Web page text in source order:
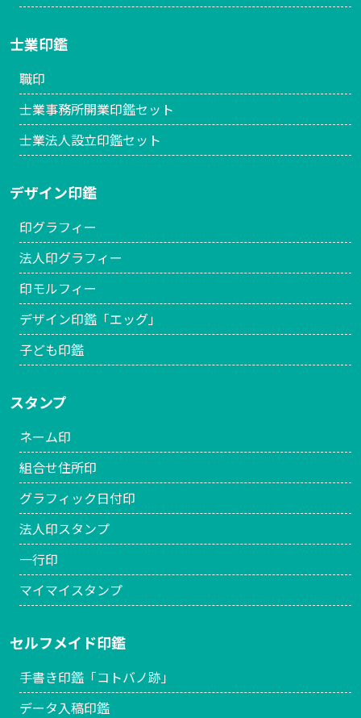
士業印鑑
職印
士業事務所開業印鑑セット
士業法人設立印鑑セット
デザイン印鑑
印グラフィー
法人印グラフィー
印モルフィー
デザイン印鑑「エッグ」
子ども印鑑
スタンプ
ネーム印
組合せ住所印
グラフィック日付印
法人印スタンプ
一行印
マイマイスタンプ
セルフメイド印鑑
手書き印鑑「コトバノ跡」
データ入稿印鑑